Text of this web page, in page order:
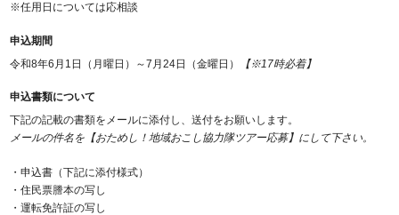
※任用日については応相談
申込期間
令和8年6月1日（月曜日）～7月24日（金曜日）
【※17時必着】
申込書類について
下記の記載の書類をメールに添付し、送付をお願いします。
メールの件名を【おためし！地域おこし協力隊ツアー応募】にして下さい。
・申込書（下記に添付様式）
・住民票謄本の写し
・運転免許証の写し